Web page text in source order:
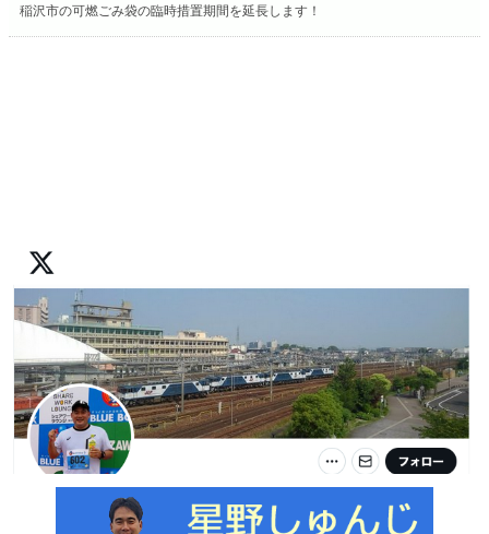
稲沢市の可燃ごみ袋の臨時措置期間を延長します！